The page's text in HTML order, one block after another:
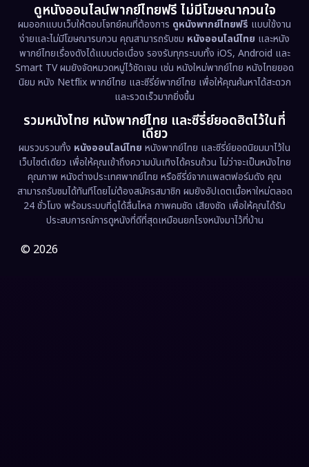
Emotional (61)
Epic มหากาพย์ (227)
Erotic (36)
Family ครอบครัว (375)
Fantasy จินตนาการ (338)
Fiction (9)
Film (57)
Gothic
ดูหนังออนไลน์พากย์ไทยฟรี ไม่มีโฆษณากวนใจ
ผมออกแบบเว็บให้ตอบโจทย์คนที่ต้องการ ดูหนังพากย์ไทยฟรี แบบใช้งาน
ง่ายและไม่มีโฆษณารบกวน คุณสามารถรับชม หนังออนไลน์ไทย และหนัง
พากย์ไทยเรื่องดังได้แบบต่อเนื่อง รองรับทุกระบบทั้ง iOS, Android และ
Smart TV ผมยังจัดหมวดหมู่ไว้ชัดเจน เช่น หนังใหม่พากย์ไทย หนังไทยยอด
นิยม หนัง Netflix พากย์ไทย และซีรี่ย์พากย์ไทย เพื่อให้คุณค้นหาได้สะดวก
และรวดเร็วมากยิ่งขึ้น
รวมหนังไทย หนังพากย์ไทย และซีรี่ย์ยอดฮิตไว้ในที่
เดียว
ผมรวบรวมทั้ง หนังออนไลน์ไทย หนังพากย์ไทย และซีรี่ย์ยอดนิยมมาไว้ใน
เว็บไซต์เดียว เพื่อให้คุณเข้าถึงความบันเทิงได้ครบถ้วน ไม่ว่าจะเป็นหนังไทย
คุณภาพ หนังต่างประเทศพากย์ไทย หรือซีรี่ย์จากแพลตฟอร์มดัง คุณ
สามารถรับชมได้ทันทีโดยไม่ต้องสมัครสมาชิก ผมยังอัปเดตเนื้อหาใหม่ตลอด
24 ชั่วโมง พร้อมระบบที่ดูได้ลื่นไหล ภาพคมชัด เสียงชัด เพื่อให้คุณได้รับ
ประสบการณ์การดูหนังที่ดีที่สุดเหมือนยกโรงหนังมาไว้ที่บ้าน
© 2026